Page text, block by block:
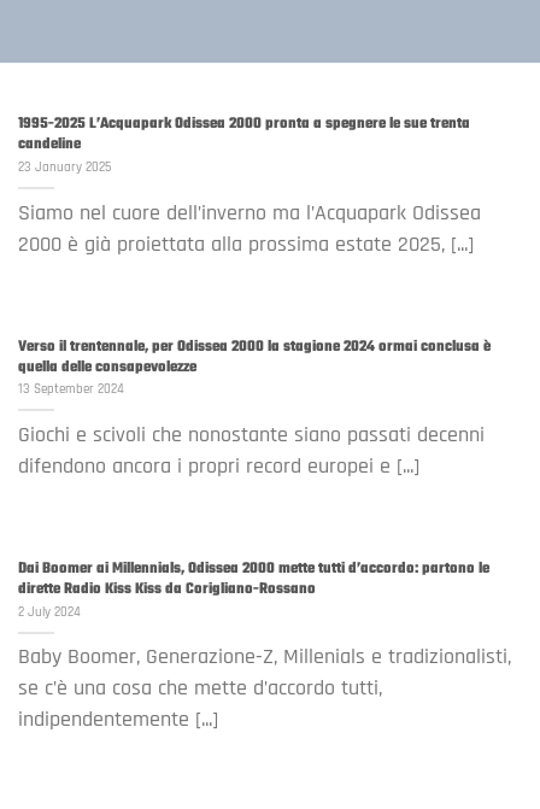
1995-2025 L’Acquapark Odissea 2000 pronta a spegnere le sue trenta
candeline
23 January 2025
Siamo nel cuore dell’inverno ma l’Acquapark Odissea
2000 è già proiettata alla prossima estate 2025, [...]
Verso il trentennale, per Odissea 2000 la stagione 2024 ormai conclusa è
quella delle consapevolezze
13 September 2024
Giochi e scivoli che nonostante siano passati decenni
difendono ancora i propri record europei e [...]
Dai Boomer ai Millennials, Odissea 2000 mette tutti d’accordo: partono le
dirette Radio Kiss Kiss da Corigliano-Rossano
2 July 2024
Baby Boomer, Generazione-Z, Millenials e tradizionalisti,
se c’è una cosa che mette d’accordo tutti,
indipendentemente [...]